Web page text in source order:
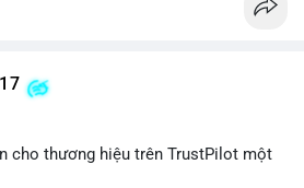
cho thương hiệu trên TrustPilot một